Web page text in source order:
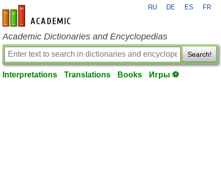
en-academic.com
RU DE ES FR
Academic Dictionaries and Encyclopedias
Search!
Interpretations Translations Books Игры ⚽